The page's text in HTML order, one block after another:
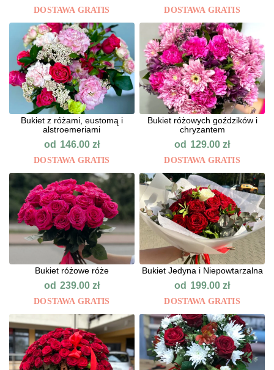
DOSTAWA GRATIS DOSTAWA GRATIS
Bukiet z różami, eustomą i
alstroemeriami
od 146.00 zł
DOSTAWA GRATIS
Bukiet różowych goździków i
chryzantem
od 129.00zł
DOSTAWA GRATIS
Bukiet różowe róże
od 239.00 zł
DOSTAWA GRATIS
Bukiet Jedyna i Niepowtarzalna
od 199.00zł
DOSTAWA GRATIS